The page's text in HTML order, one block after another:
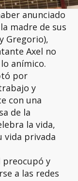
anunciado
madre de sus
Gregorio),
Axel no
anímico.
por
y
con una
de la
la vida,
vida privada
preocupó y
a las redes